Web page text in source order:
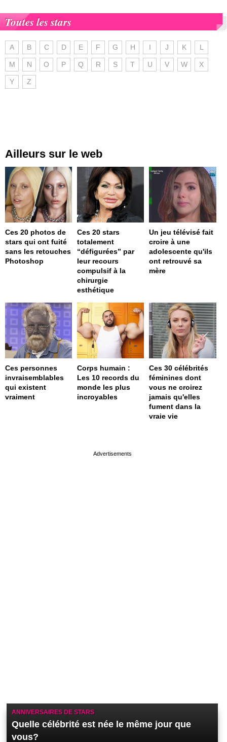
Toutes les stars
A B C D E F G H I J K L
M N O P Q R S T U V W X
Y Z
Ailleurs sur le web
Ces 20 photos de
stars qui ont fuité
sans les retouches
Photoshop
Ces 20 stars
totalement
“défigurées” par
leur recours
compulsif à la
chirurgie
esthétique
Un jeu télévisé fait
croire à une
adolescente qu'ils
ont retrouvé sa
mère
Ces personnes
invraisemblables
qui existent
vraiment
Corps humain :
Les 10 records du
monde les plus
incroyables
Ces 30 célébrités
féminines dont
vous ne croirez
jamais qu'elles
fument dans la
vraie vie
ANNIVERSAIRES DE STARS
Quelle célébrité est née le même jour que
vous?